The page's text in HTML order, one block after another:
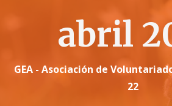
abril
GEA - Asociación de
22